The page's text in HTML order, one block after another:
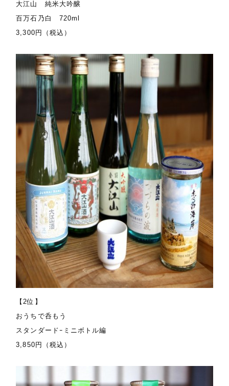
大江山 純米大吟醸
百万石乃白 720ml
3,300円（税込）
【2位】
おうちで呑もう
スタンダードｰミニボトル編
3,850円（税込）